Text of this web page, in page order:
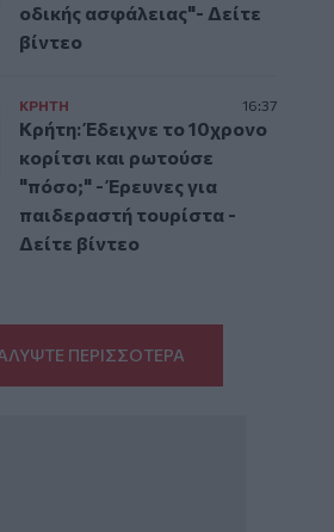
οδικής ασφάλειας"- Δείτε
βίντεο
ΚΡΗΤΗ 16:37
Κρήτη: Έδειχνε το 10χρονο
κορίτσι και ρωτούσε
"πόσο;" - Έρευνες για
παιδεραστή τουρίστα -
Δείτε βίντεο
ΠΕΡΙΣΣΟΤΕΡΑ